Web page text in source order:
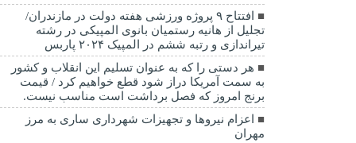
افتتاح ۹ پروژه ورزشی هفته دولت در مازندران/
تجلیل از هانیه رستمیان بانوی المپیکی در رشته
تیراندازی و رتبه ششم در المپیک ۲۰۲۴ پاربس
هر دستی را که به عنوان تسلیم این انقلاب و کشور
به سمت آمريکا دراز شود قطع خواهیم کرد / قیمت
برنج امروز که فصل برداشت است مناسب نیست.
اعزام نیروها و تجهیزات شهرداری ساری به مرز
مهران